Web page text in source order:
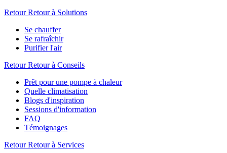
Retour Retour à Solutions
Se chauffer
Se rafraîchir
Purifier l'air
Retour Retour à Conseils
Prêt pour une pompe à chaleur
Quelle climatisation
Blogs d'inspiration
Sessions d'information
FAQ
Témoignages
Retour Retour à Services